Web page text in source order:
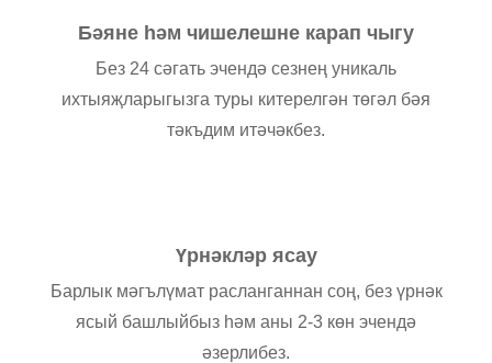
Бәяне һәм чишелешне карап чыгу
Без 24 сәгать эчендә сезнең уникаль
ихтыяҗларыгызга туры китерелгән төгәл бәя
тәкъдим итәчәкбез.
Үрнәкләр ясау
Барлык мәгълүмат расланганнан соң, без үрнәк
ясый башлыйбыз һәм аны 2-3 көн эчендә
әзерлибез.